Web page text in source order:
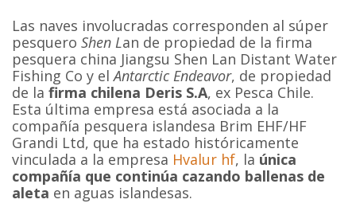
Las naves involucradas corresponden al súper
pesqueroShen Lan de propiedad de la firma
pesquera china Jiangsu Shen Lan Distant Water
Fishing Co y elAntarctic Endeavor, de propiedad
de lafirma chilena Deris S.A, ex Pesca Chile.
Esta última empresa está asociada a la
compañía pesquera islandesa Brim EHF/HF
Grandi Ltd, que ha estado históricamente
vinculada a la empresa Hvalur hf, la única
compañía que continúa cazando ballenas de
aleta en aguas islandesas.